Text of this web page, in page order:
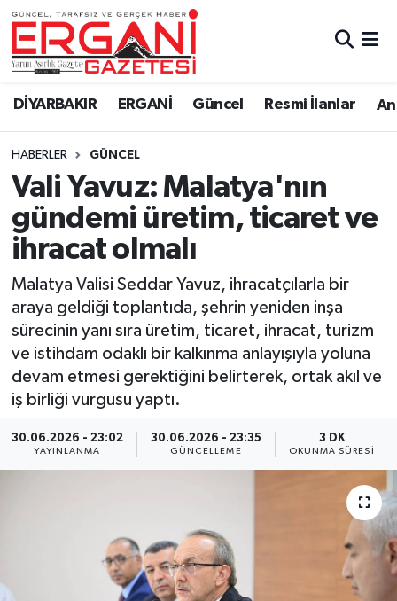
DİYARBAKIR ERGANİ Güncel Resmi İlanlar
HABERLER GÜNCEL
Vali Yavuz: Malatya'nın
gündemi üretim, ticaret ve
ihracat olmalı
Malatya Valisi Seddar Yavuz, ihracatçılarla bir
araya geldiği toplantıda, şehrin yeniden inşa
sürecinin yanı sıra üretim, ticaret, ihracat, turizm
ve istihdam odaklı bir kalkınma anlayışıyla yoluna
devam etmesi gerektiğini belirterek, ortak akıl ve
iş birliği vurgusu yaptı.
30.06.2026 - 23:02
YAYINLANMA
30.06.2026 - 23:35
GÜNCELLEME
3 DK
OKUNMA SÜRESI
DİYARBAKIR
BİSMİL
BAĞLAR
ERGANİ
Güncel
Eği̇ti̇m
Resmi İlanlar
Sağlık
Si̇yaset
Spor
Anali̇z
Ergani Nöbetçi Eczaneler
Ergani Hava Durumu
Ergani Trafik Yoğunluk Haritası
Süper Lig Puan Durumu ve Fikstür
Tüm Manşetler
Son Dakika Haberleri
Haber Arşivi